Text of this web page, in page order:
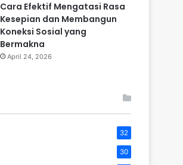
Cara Efektif Mengatasi Rasa
Kesepian dan Membangun
Koneksi Sosial yang
Bermakna
April 24, 2026
32
30